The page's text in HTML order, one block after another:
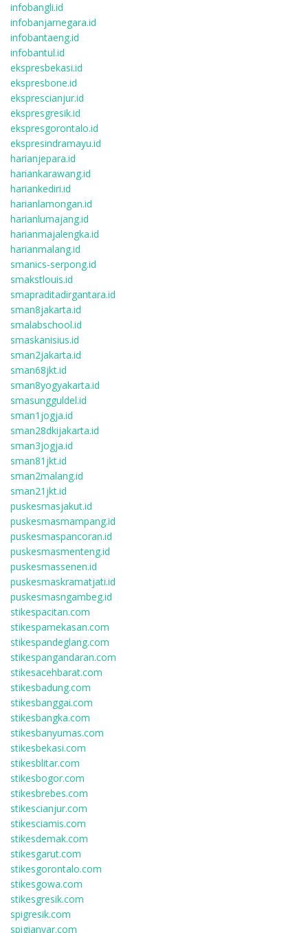
infobangli.id
infobanjarnegara.id
infobantaeng.id
infobantul.id
ekspresbekasi.id
ekspresbone.id
eksprescianjur.id
ekspresgresik.id
ekspresgorontalo.id
ekspresindramayu.id
harianjepara.id
hariankarawang.id
hariankediri.id
harianlamongan.id
harianlumajang.id
harianmajalengka.id
harianmalang.id
smanics-serpong.id
smakstlouis.id
smapraditadirgantara.id
sman8jakarta.id
smalabschool.id
smaskanisius.id
sman2jakarta.id
sman68jkt.id
sman8yogyakarta.id
smasungguldel.id
sman1jogja.id
sman28dkijakarta.id
sman3jogja.id
sman81jkt.id
sman2malang.id
sman21jkt.id
puskesmasjakut.id
puskesmasmampang.id
puskesmaspancoran.id
puskesmasmenteng.id
puskesmassenen.id
puskesmaskramatjati.id
puskesmasngambeg.id
stikespacitan.com
stikespamekasan.com
stikespandeglang.com
stikespangandaran.com
stikesacehbarat.com
stikesbadung.com
stikesbanggai.com
stikesbangka.com
stikesbanyumas.com
stikesbekasi.com
stikesblitar.com
stikesbogor.com
stikesbrebes.com
stikescianjur.com
stikesciamis.com
stikesdemak.com
stikesgarut.com
stikesgorontalo.com
stikesgowa.com
stikesgresik.com
spigresik.com
spigianyar.com